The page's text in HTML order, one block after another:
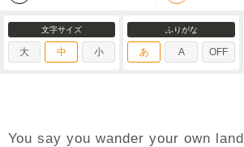
文字サイズ
大 中 小
ふりがな
あ A OFF
You say you wander your own land